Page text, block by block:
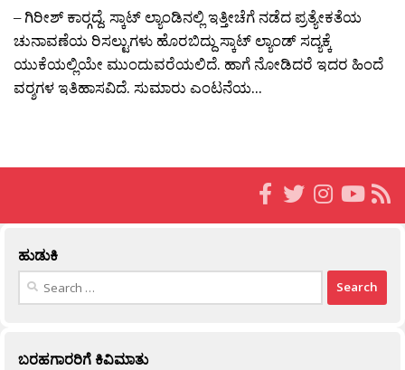
– ಗಿರೀಶ್ ಕಾರ‍್ಗದ್ದೆ. ಸ್ಕಾಟ್ ಲ್ಯಾಂಡಿನಲ್ಲಿ ಇತ್ತೀಚೆಗೆ ನಡೆದ ಪ್ರತ್ಯೇಕತೆಯ
ಚುನಾವಣೆಯ ರಿಸಲ್ಟುಗಳು ಹೊರಬಿದ್ದು ಸ್ಕಾಟ್ ಲ್ಯಾಂಡ್ ಸದ್ಯಕ್ಕೆ
ಯುಕೆಯಲ್ಲಿಯೇ ಮುಂದುವರೆಯಲಿದೆ. ಹಾಗೆ ನೋಡಿದರೆ ಇದರ ಹಿಂದೆ
ವರ‍್ಶಗಳ ಇತಿಹಾಸವಿದೆ. ಸುಮಾರು ಎಂಟನೆಯ...
ಹುಡುಕಿ
Search
ಬರಹಗಾರರಿಗೆ ಕಿವಿಮಾತು